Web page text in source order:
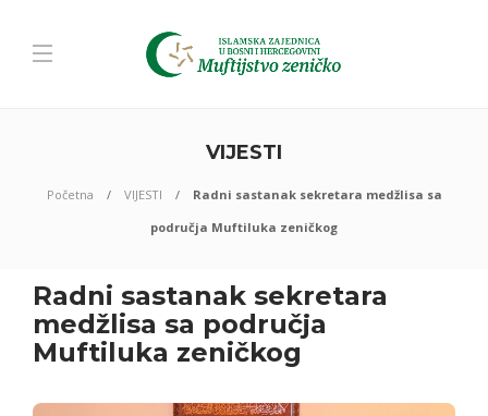
VIJESTI
Početna VIJESTI
Radni sastanak sekretara medžlisa sa
područja Muftiluka zeničkog
Radni sastanak sekretara
medžlisa sa područja
Muftiluka zeničkog